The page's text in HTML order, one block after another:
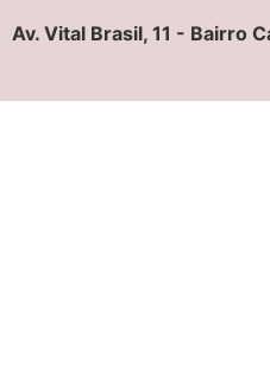
Av. Vital Brasil, 11 - Bairro